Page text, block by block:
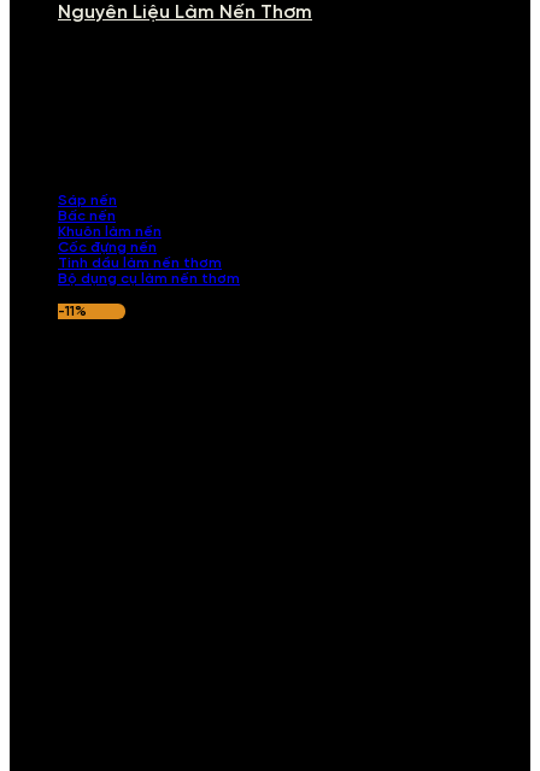
Nguyên Liệu Làm Nến Thơm
Sáp nến
Bấc nến
Khuôn làm nến
Cốc đựng nến
Tinh dầu làm nến thơm
Bộ dụng cụ làm nến thơm
-11%